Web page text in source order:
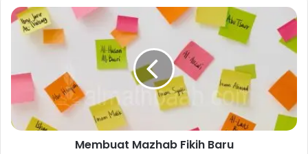
Membuat
Mazhab
Membuat Mazhab Fikih Baru